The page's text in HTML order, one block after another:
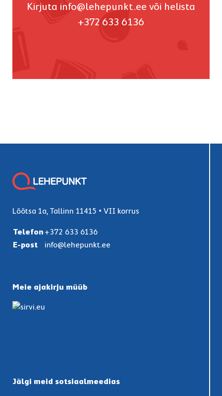
Kirjuta info@lehepunkt.ee või helista
+372 633 6136
Lõõtsa 1a, Tallinn 11415 • VII korrus
Telefon+372 633 6136
E-post
info@lehepunkt.ee
Meie ajakirju müüb
Jälgi meid sotsiaalmeedias